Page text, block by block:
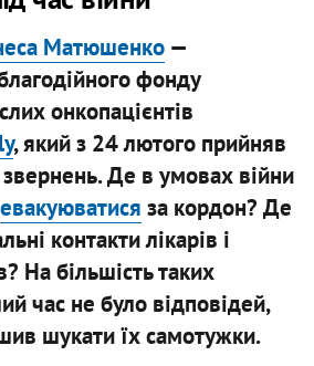
Матюшенко—
фонду
онкопацієнтів
, який з 24 лютого прийняв
Де в умовах війни
евакуюватися за кордон? Де
контакти лікарів і
На більшість таких
час не було відповідей,
шукати їх самотужки.